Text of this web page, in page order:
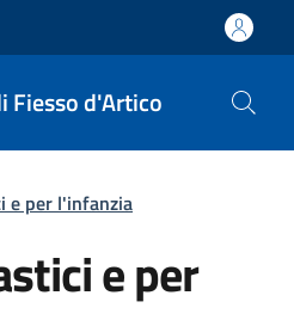
Fiesso d'Artico
e per l'infanzia
e per